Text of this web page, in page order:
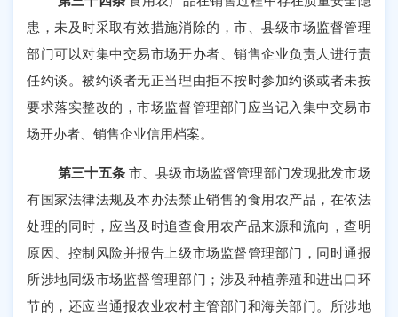
患，未及时采取有效措施消除的，市、县级市场监督管理
部门可以对集中交易市场开办者、销售企业负责人进行责
任约谈。被约谈者无正当理由拒不按时参加约谈或者未按
要求落实整改的，市场监督管理部门应当记入集中交易市
场开办者、销售企业信用档案。
第三十五条 市、县级市场监督管理部门发现批发市场
有国家法律法规及本办法禁止销售的食用农产品，在依法
处理的同时，应当及时追查食用农产品来源和流向，查明
原因、控制风险并报告上级市场监督管理部门，同时通报
所涉地同级市场监督管理部门；涉及种植养殖和进出口环
节的，还应当通报农业农村主管部门和海关部门。所涉地